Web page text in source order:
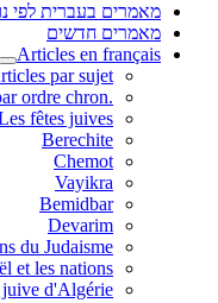
מאמרים בעברית לפי
מאמרים חדשים
Articles en français
par sujet
.Articles par ordre chron
fêtes juives
Berechite
Chemot
Vayikra
Bemidbar
Devarim
du Judaisme
et les nations
d'Algérie